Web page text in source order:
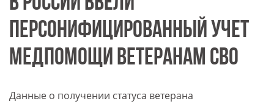
ПЕРСОНИФИЦИРОВАННЫЙ УЧЕТ
МЕДПОМОЩИ ВЕТЕРАНАМ СВО
Данные о получении статуса ветерана